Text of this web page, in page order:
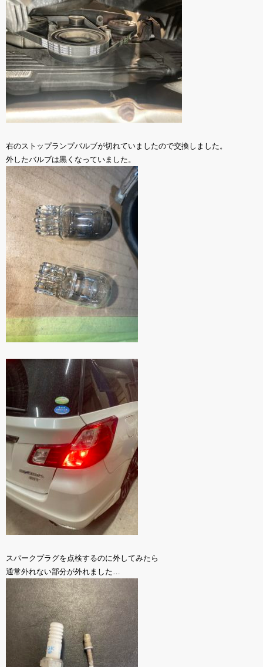
右のストップランプバルブが切れていましたので交換しました。
外したバルブは黒くなっていました。
スパークプラグを点検するのに外してみたら
通常外れない部分が外れました…